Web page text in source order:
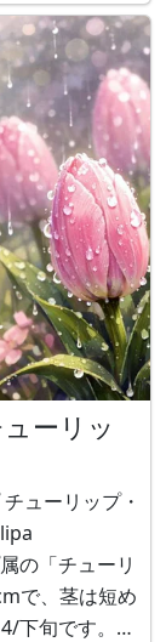
「希望」で
ーリッ
の「チューリ
下旬です。花